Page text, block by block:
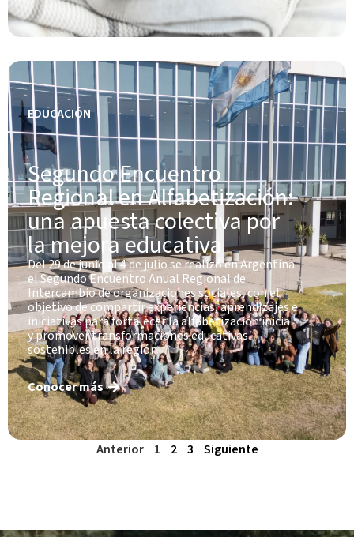
EDUCACIÓN
Segundo Encuentro
Regional en Alfabetización:
una apuesta colectiva por
la mejora educativa
Del 29 de junio al 4 de julio se realizó en Argentina
el Segundo Encuentro Anual Regional de
Intercambio de organizaciones sociales, con el
objetivo de compartir experiencias, aprendizajes e
iniciativas para fortalecer la alfabetización inicial
y promover transformaciones educativas
sostenibles en la región
Conocer más
Anterior 1 2 3 Siguiente